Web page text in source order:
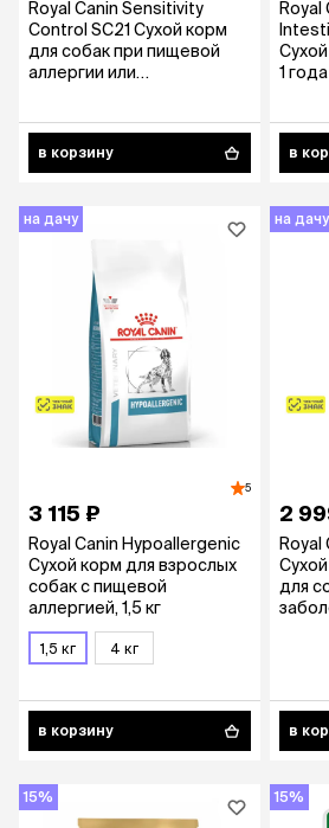
Royal Canin Sensitivity
Control SC21 Сухой корм
для собак при пищевой
аллергии или
в корзину
Royal
1
в
на дачу
5
3 115 ₽
Royal Canin Hypoallergenic
Сухой корм для взрослых
собак с пищевой
аллергией, 1,5 кг
1,5 кг 4 кг
в корзину
на дачу
2
Royal
для
в
15% 15%